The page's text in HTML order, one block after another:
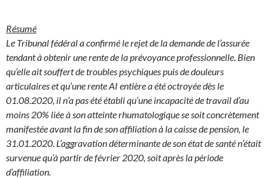
Résumé
Le Tribunal fédéral a confirmé le rejet de la demande de l’assurée
tendant à obtenir une rente de la prévoyance professionnelle. Bien
qu’elle ait souffert de troubles psychiques puis de douleurs
articulaires et qu’une rente AI entière a été octroyée dès le
01.08.2020, il n’a pas été établi qu’une incapacité de travail d’au
moins 20% liée à son atteinte rhumatologique se soit concrètement
manifestée avant la fin de son affiliation à la caisse de pension, le
31.01.2020. L’aggravation déterminante de son état de santé n’était
survenue qu’à partir de février 2020, soit après la période
d’affiliation.